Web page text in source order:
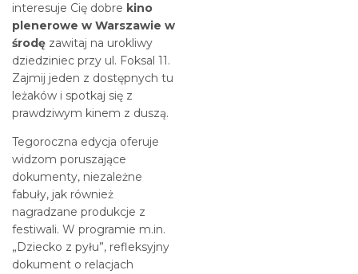
interesuje Cię dobre kino
plenerowe w Warszawie w
środę zawitaj na urokliwy
dziedziniec przy ul. Foksal 11.
Zajmij jeden z dostępnych tu
leżaków i spotkaj się z
prawdziwym kinem z duszą.
Tegoroczna edycja oferuje
widzom poruszające
dokumenty, niezależne
fabuły, jak również
nagradzane produkcje z
festiwali. W programie m.in.
„Dziecko z pyłu”, refleksyjny
dokument o relacjach